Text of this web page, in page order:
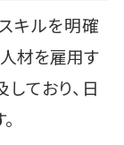
キルを明確
材を雇用す
ており、日